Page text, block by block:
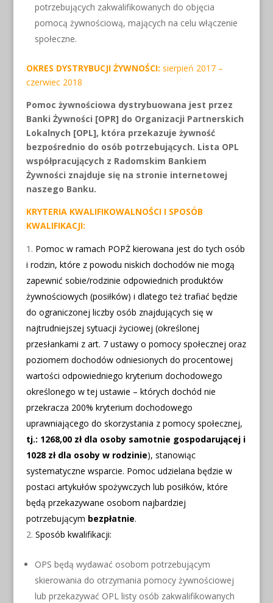
potrzebujących zakwalifikowanych do objęcia
pomocą żywnościową, mających na celu włączenie
społeczne.
OKRES DYSTRYBUCJI ŻYWNOŚCI: sierpień 2017 –
czerwiec 2018
Pomoc żywnościowa dystrybuowana jest przez
Banki Żywności [OPR] do Organizacji Partnerskich
Lokalnych [OPL], która przekazuje żywność
bezpośrednio do osób potrzebujących. Lista OPL
współpracujących z Radomskim Bankiem
Żywności znajduje się na stronie internetowej
naszego Banku.
KRYTERIA KWALIFIKOWALNOŚCI I SPOSÓB
KWALIFIKACJI:
Pomoc w ramach POPŻ kierowana jest do tych osób
i rodzin, które z powodu niskich dochodów nie mogą
zapewnić sobie/rodzinie odpowiednich produktów
żywnościowych (posiłków) i dlatego też trafiać będzie
do ograniczonej liczby osób znajdujących się w
najtrudniejszej sytuacji życiowej (określonej
przesłankami z art. 7 ustawy o pomocy społecznej oraz
poziomem dochodów odniesionych do procentowej
wartości odpowiedniego kryterium dochodowego
określonego w tej ustawie – których dochód nie
przekracza 200% kryterium dochodowego
uprawniającego do skorzystania z pomocy społecznej,
tj.: 1268,00 zł dla osoby samotnie gospodarującej i
1028 zł dla osoby w rodzinie), stanowiąc
systematyczne wsparcie. Pomoc udzielana będzie w
postaci artykułów spożywczych lub posiłków, które
będą przekazywane osobom najbardziej
potrzebującym bezpłatnie.
Sposób kwalifikacji:
OPS będą wydawać osobom potrzebującym
skierowania do otrzymania pomocy żywnościowej
lub przekazywać OPL listy osób zakwalifikowanych